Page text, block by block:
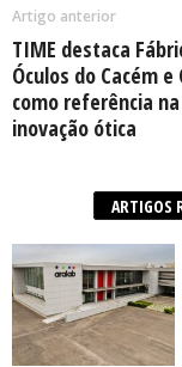
Artigo anterior
TIME destaca
Óculos do Cacém e
como referência na
inovação ótica
ARTIGOS